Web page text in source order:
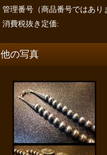
管理番号（商品番号ではあり
消費税抜き定価:
他の写真